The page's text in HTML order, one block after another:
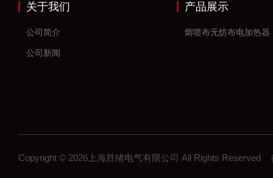
关于我们
公司简介
公司新闻
产品展示
熔喷布无纺布电加热器
Copyright © 2026上海胜绪电气有限公司 All Rights Reserved